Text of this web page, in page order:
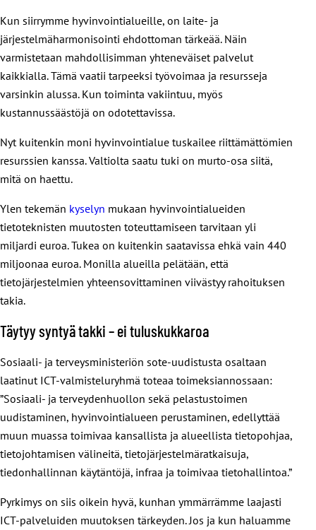
Kun siirrymme hyvinvointialueille, on laite- ja
järjestelmäharmonisointi ehdottoman tärkeää. Näin
varmistetaan mahdollisimman yhteneväiset palvelut
kaikkialla. Tämä vaatii tarpeeksi työvoimaa ja resursseja
varsinkin alussa. Kun toiminta vakiintuu, myös
kustannussäästöjä on odotettavissa.
Nyt kuitenkin moni hyvinvointialue tuskailee riittämättömien
resurssien kanssa. Valtiolta saatu tuki on murto-osa siitä,
mitä on haettu.
Ylen tekemän kyselyn mukaan hyvinvointialueiden
tietoteknisten muutosten toteuttamiseen tarvitaan yli
miljardi euroa. Tukea on kuitenkin saatavissa ehkä vain 440
miljoonaa euroa. Monilla alueilla pelätään, että
tietojärjestelmien yhteensovittaminen viivästyy rahoituksen
takia.
Täytyy syntyä takki – ei tuluskukkaroa
Sosiaali- ja terveysministeriön sote-uudistusta osaltaan
laatinut ICT-valmisteluryhmä toteaa toimeksiannossaan:
”Sosiaali- ja terveydenhuollon sekä pelastustoimen
uudistaminen, hyvinvointialueen perustaminen, edellyttää
muun muassa toimivaa kansallista ja alueellista tietopohjaa,
tietojohtamisen välineitä, tietojärjestelmäratkaisuja,
tiedonhallinnan käytäntöjä, infraa ja toimivaa tietohallintoa.”
Pyrkimys on siis oikein hyvä, kunhan ymmärrämme laajasti
ICT-palveluiden muutoksen tärkeyden. Jos ja kun haluamme